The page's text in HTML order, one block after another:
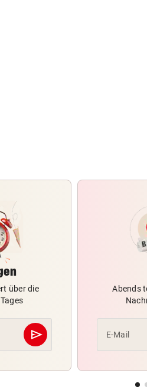
über die
send
Abschicken
Abends
E-Mail